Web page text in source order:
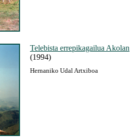
Telebista errepikagailua Akolan
(1994)
Hernaniko Udal Artxiboa